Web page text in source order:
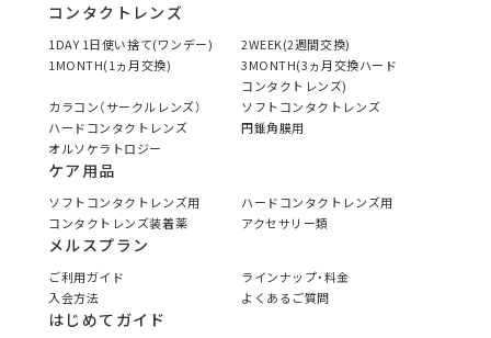
コンタクトレンズ
1DAY 1日使い捨て(ワンデー)
2WEEK(2週間交換)
1MONTH(1ヵ月交換)
3MONTH(3ヵ月交換ハード
コンタクトレンズ)
カラコン（サークルレンズ）
ソフトコンタクトレンズ
ハードコンタクトレンズ
円錐角膜用
オルソケラトロジー
ケア用品
ソフトコンタクトレンズ用
ハードコンタクトレンズ用
コンタクトレンズ装着薬
アクセサリー類
メルスプラン
ご利用ガイド
ラインナップ・料金
入会方法
よくあるご質問
はじめてガイド